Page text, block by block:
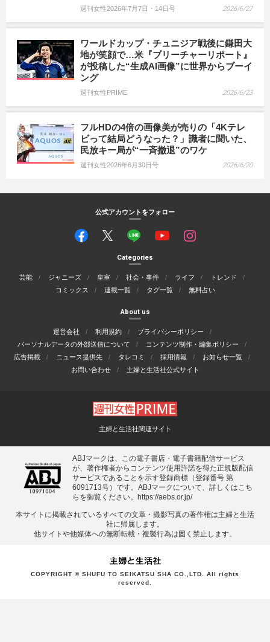
週刊女性2026年7月7日・14日号 2026/6/27
ワールドカップ・チュニジア戦後に鎌田大
地が笑顔で…米『ブリーチャーリポート』
が投稿した“生成AI画像”に世界からブーイ
ング
週刊女性PRIME 2026/6/23
フルHDの4倍の画像美が売りの「4Kテレ
ビって結局どうなった？」識者に聞いた、
民放キー局が“一斉撤退”のワケ
週刊女性2026年6月30日号 2026/6/20
公式アカウントをフォロー
Categories
芸能 ジャニーズ 皇室 社会・事件 ライフ
トレンド
コミックス
連載一覧 タグ一覧 無料占い
About us
運営会社 利用規約
プライバシーポリシー
パーソナルデータの外部送信について
コンテンツ制作・編集ポリシー
広告掲載
ニュース提供先 タレコミ 採用情報
お知らせ一覧
お問い合わせ
主婦と生活社公式サイト
主婦と生活社関連サイト
ABJマークは、この電子書店・電子書籍配信サービス
が、著作権者からコンテンツ使用許諾を得た正規版配信
サービスであることを示す登録商標（登録番号 第
6091713号）です。ABJマークについて、詳しくはこち
らを御覧ください。
https://aebs.or.jp/
本サイトに掲載されているすべての⽂章・撮影写真の著作権は主婦と⽣活
社に帰属します。
他サイトや他媒体への無断転載・複製⾏為は固く禁⽌します。
COPYRIGHT © SHUFU TO SEIKATSU SHA CO.,LTD. All rights
reserved.